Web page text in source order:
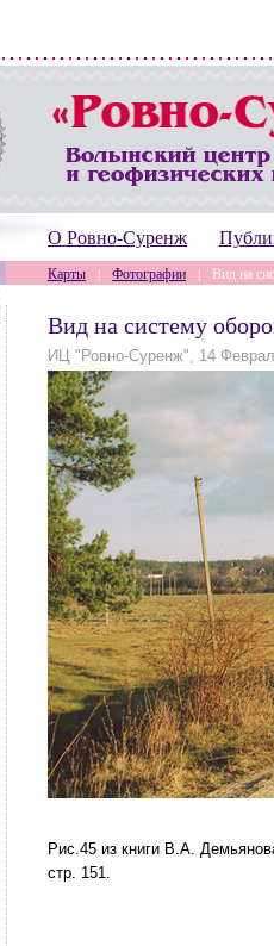
О Ровно-Суренж
Карты | Фотографии | Вид на
Вид на систему
ИЦ "Ровно-Суренж", 14
Рис.45 из книги В.А.
стр. 151.